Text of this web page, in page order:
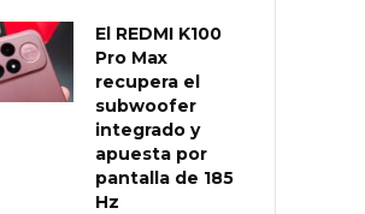
El REDMI K100
Pro Max
recupera el
subwoofer
integrado y
apuesta por
pantalla de 185
Hz